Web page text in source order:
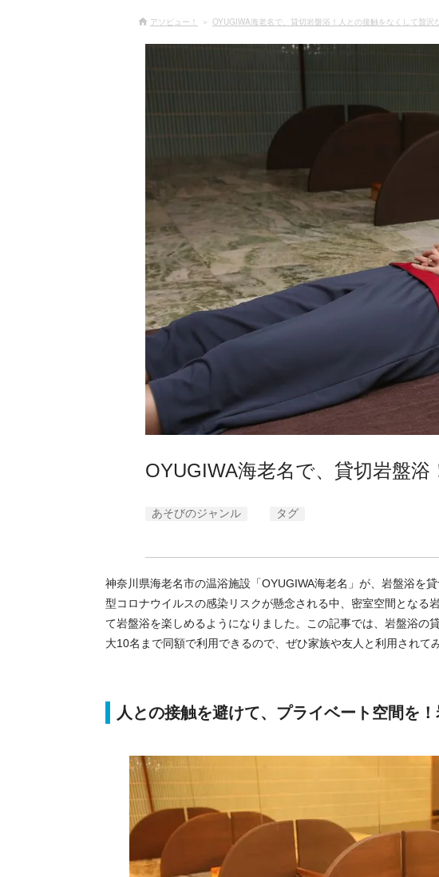
アソビュー！ OYUGIWA海老名で、貸切岩盤浴！人との接触をなくして贅沢
OYUGIWA海老名で、貸切岩盤
あそびのジャンル タグ
神奈川県海老名市の温浴施設「OYUGIWA海老名」が、岩盤浴を
型コロナウイルスの感染リスクが懸念される中、密室空間となる
て岩盤浴を楽しめるようになりました。この記事では、岩盤浴の
大10名まで同額で利用できるので、ぜひ家族や友人と利用されて
人との接触を避けて、プライベート空間を